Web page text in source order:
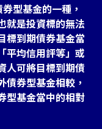
型基金的一種，
就是投資標的無法
標到期債券基金當
平均信用評等」或
人可將目標到期債
券型基金相較，
型基金當中的相對